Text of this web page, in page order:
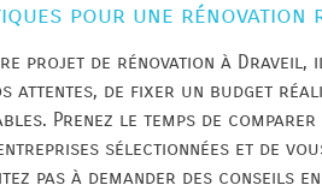
pour une rénovation
projet de rénovation à Draveil,
attentes, de fixer un budget
Prenez le temps de
sélectionnées et de
pas à demander des conseils